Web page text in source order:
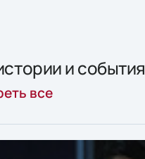
и события
все